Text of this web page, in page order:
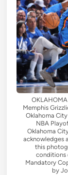
Memphis
Oklahoma
NBA
Oklahoma
acknowledges
this
conditions
Mandatory
by